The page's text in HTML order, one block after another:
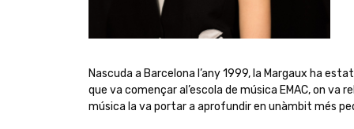
Nascuda a Barcelona l’any 1999, la Margaux ha
que va començar al’escola de música EMAC, on va
música la va portar a aprofundir en unàmbit més